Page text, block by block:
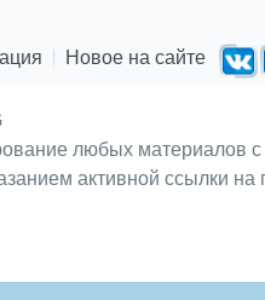
Новое на сайте
любых материалов
активной ссылки на